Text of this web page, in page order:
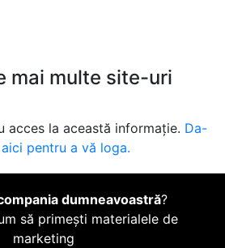
mai multe site-uri
acces la această informație. Da-
pentru a vă loga.
dumneavoastră?
să primești materialele de
marketing